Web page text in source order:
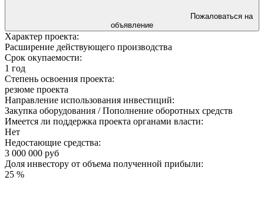
объявление
Характер проекта:
Расширение действующего производства
Срок окупаемости:
1 год
Степень освоения проекта:
резюме проекта
Направление использования инвестиций:
Закупка оборудования / Пополнение оборотных средств
Имеется ли поддержка проекта органами власти:
Нет
Недостающие средства:
3 000 000 руб
Доля инвестору от объема полученной прибыли:
25 %